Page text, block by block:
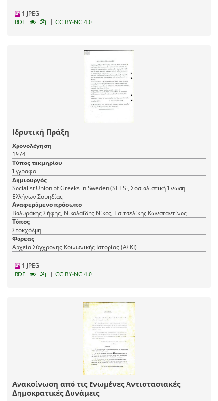
1 JPEG
RDF
| CC BY-NC 4.0
Ιδρυτική Πράξη
Χρονολόγηση
1974
Τύπος τεκμηρίου
Έγγραφο
Δημιουργός
Socialist Union of Greeks in Sweden (SEES), Σοσιαλιστική Ένωση
Ελλήνων Σουηδίας
Αναφερόμενο πρόσωπο
Βαλυράκης Σήφης, Νικολαΐδης Νίκος, Τσιτσελίκης Κωνσταντίνος
Τόπος
Στοκχόλμη
Φορέας
Αρχεία Σύγχρονης Κοινωνικής Ιστορίας (ΑΣΚΙ)
1 JPEG
RDF
| CC BY-NC 4.0
Ανακοίνωση από τις Ενωμένες Αντιστασιακές
Δημοκρατικές Δυνάμεις